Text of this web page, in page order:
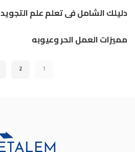
دليلك الشامل فى تعلم علم التجويد
مميزات العمل الحر وعيوبه
1
2